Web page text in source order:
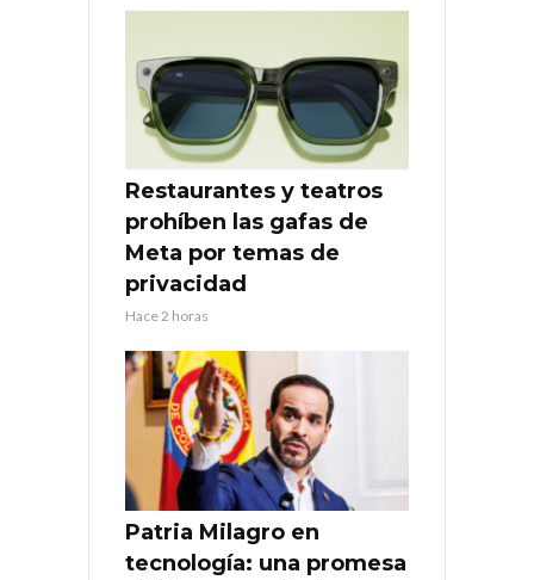
Restaurantes y teatros
prohíben las gafas de
Meta por temas de
privacidad
Hace 2 horas
Patria Milagro en
tecnología: una promesa